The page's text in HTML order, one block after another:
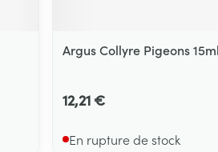
Argus Collyre Pigeons
12,21 €
En rupture de stock